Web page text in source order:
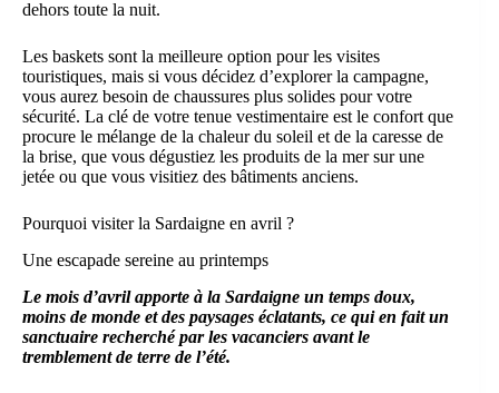
dehors toute la nuit.
Les baskets sont la meilleure option pour les visites
touristiques, mais si vous décidez d’explorer la campagne,
vous aurez besoin de chaussures plus solides pour votre
sécurité. La clé de votre tenue vestimentaire est le confort que
procure le mélange de la chaleur du soleil et de la caresse de
la brise, que vous dégustiez les produits de la mer sur une
jetée ou que vous visitiez des bâtiments anciens.
Pourquoi visiter la Sardaigne en avril ?
Une escapade sereine au printemps
Le mois d’avril apporte à la Sardaigne un temps doux,
moins de monde et des paysages éclatants, ce qui en fait un
sanctuaire recherché par les vacanciers avant le
tremblement de terre de l’été.